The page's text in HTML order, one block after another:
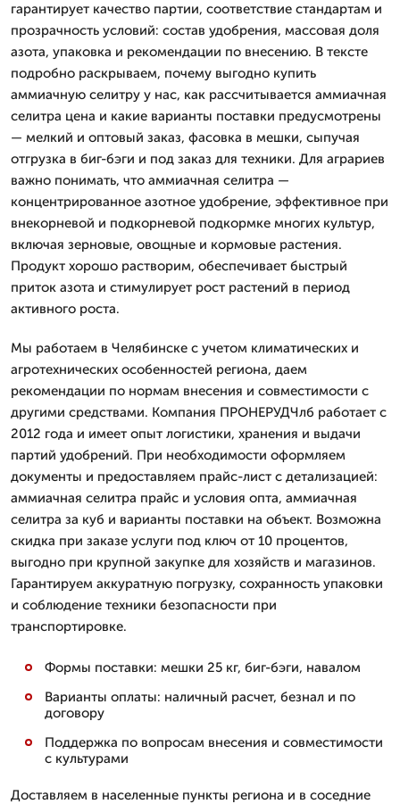
гарантирует качество партии, соответствие стандартам и
прозрачность условий: состав удобрения, массовая доля
азота, упаковка и рекомендации по внесению. В тексте
подробно раскрываем, почему выгодно купить
аммиачную селитру у нас, как рассчитывается аммиачная
селитра цена и какие варианты поставки предусмотрены
— мелкий и оптовый заказ, фасовка в мешки, сыпучая
отгрузка в биг-бэги и под заказ для техники. Для аграриев
важно понимать, что аммиачная селитра —
концентрированное азотное удобрение, эффективное при
внекорневой и подкорневой подкормке многих культур,
включая зерновые, овощные и кормовые растения.
Продукт хорошо растворим, обеспечивает быстрый
приток азота и стимулирует рост растений в период
активного роста.
Мы работаем в Челябинске с учетом климатических и
агротехнических особенностей региона, даем
рекомендации по нормам внесения и совместимости с
другими средствами. Компания ПРОНЕРУДЧлб работает с
2012 года и имеет опыт логистики, хранения и выдачи
партий удобрений. При необходимости оформляем
документы и предоставляем прайс-лист с детализацией:
аммиачная селитра прайс и условия опта, аммиачная
селитра за куб и варианты поставки на объект. Возможна
скидка при заказе услуги под ключ от 10 процентов,
выгодно при крупной закупке для хозяйств и магазинов.
Гарантируем аккуратную погрузку, сохранность упаковки
и соблюдение техники безопасности при
транспортировке.
Формы поставки: мешки 25 кг, биг-бэги, навалом
Варианты оплаты: наличный расчет, безнал и по
договору
Поддержка по вопросам внесения и совместимости
с культурами
Доставляем в населенные пункты региона и в соседние